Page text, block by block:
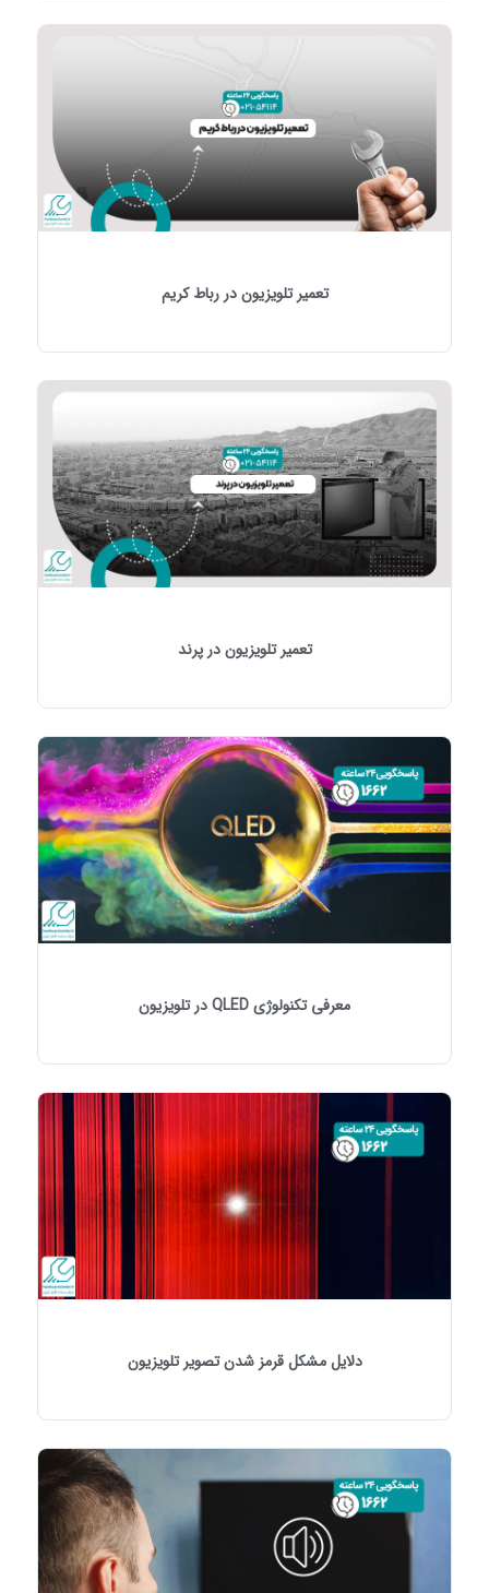
تعمیر تلویزیون در رباط کریم
تعمیر تلویزیون در پرند
معرفی تکنولوژی QLED در تلویزیون
دلایل مشکل قرمز شدن تصویر تلویزیون